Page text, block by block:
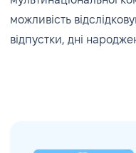
можливість
відпустки, дні